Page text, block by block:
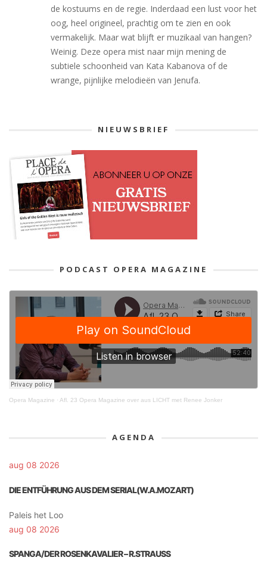
de kostuums en de regie. Inderdaad een lust voor het
oog, heel origineel, prachtig om te zien en ook
vermakelijk. Maar wat blijft er muzikaal van hangen?
Weinig. Deze opera mist naar mijn mening de
subtiele schoonheid van Kata Kabanova of de
wrange, pijnlijke melodieën van Jenufa.
NIEUWSBRIEF
PODCAST OPERA MAGAZINE
Opera Magazine · Afl. 23 Opera Magazine over aus LICHT met Renee Jonker
AGENDA
aug 08 2026
DIE ENTFÜHRUNG AUS DEM SERIAL(W.A.MOZART)
Paleis het Loo
aug 08 2026
SPANGA/DER ROSENKAVALIER – R.STRAUSS